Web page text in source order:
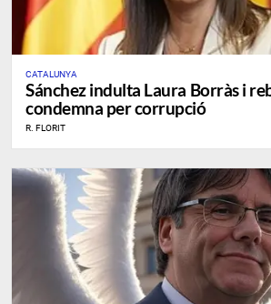
CATALUNYA
Sánchez indulta Laura Borràs i
condemna per corrupció
R. FLORIT